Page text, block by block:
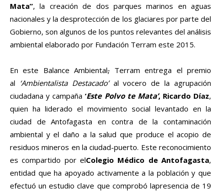
Mata”, la creación de dos parques marinos en aguas
nacionales y la desprotección de los glaciares por parte del
Gobierno, son algunos de los puntos relevantes del análisis
ambiental elaborado por Fundación Terram este 2015.
En este Balance Ambiental,Terram entrega el premio
al ‘Ambientalista Destacado’al vocero de la agrupación
ciudadana y campaña‘Este Polvo te Mata’, Ricardo Díaz,
quien ha liderado el movimiento social levantado en la
ciudad de Antofagasta en contra de la contaminación
ambiental y el daño a la salud que produce el acopio de
residuos mineros en la ciudad-puerto. Este reconocimiento
es compartido por elColegio Médico de Antofagasta,
entidad que ha apoyado activamente a la población y que
efectuó un estudio clave que comprobó lapresencia de 19